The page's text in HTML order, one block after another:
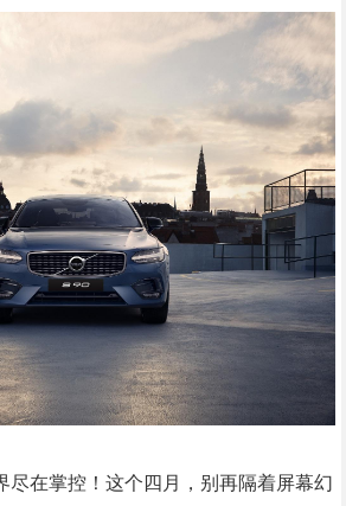
在掌控！这个四月，别再隔着屏幕幻